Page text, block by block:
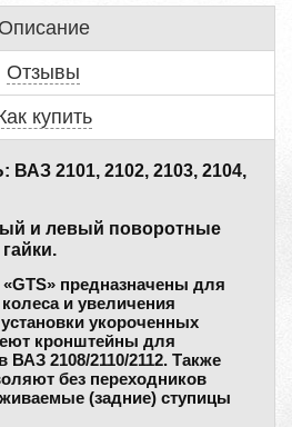
Описание
Отзывы
купить
2101, 2102, 2103, 2104,
и левый поворотные
предназначены для
и увеличения
укороченных
кронштейны для
ВАЗ 2108/2110/2112. Также
без переходников
(задние) ступицы